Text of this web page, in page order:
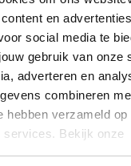
en
social media te
gebruik van onze
adverteren en
combineren
hebben verzameld
services. Bekijk onze
.